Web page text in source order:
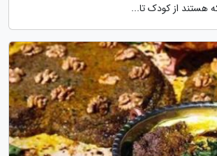
هستند از کودک تا...